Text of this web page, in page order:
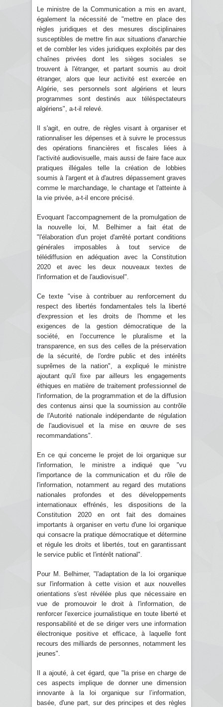
Le ministre de la Communication a mis en avant,
également la nécessité de "mettre en place des
règles juridiques et des mesures disciplinaires
susceptibles de mettre fin aux situations d'anarchie
et de combler les vides juridiques exploités par des
chaînes privées dont les sièges sociales se
trouvent à l'étranger, et partant soumis au droit
étranger, alors que leur activité est exercée en
Algérie, ses personnels sont algériens et leurs
programmes sont destinés aux téléspectateurs
algériens", a-t-il relevé.
Il s'agit, en outre, de règles visant à organiser et
rationnaliser les dépenses et à suivre le processus
des opérations financières et fiscales liées à
l'activité audiovisuelle, mais aussi de faire face aux
pratiques illégales telle la création de lobbies
soumis à l'argent et à d'autres dépassement graves
comme le marchandage, le chantage et l'atteinte à
la vie privée, a-t-il encore précisé.
Evoquant l'accompagnement de la promulgation de
la nouvelle loi, M. Belhimer a fait état de
"l'élaboration d'un projet d'arrêté portant conditions
générales imposables à tout service de
télédiffusion en adéquation avec la Constitution
2020 et avec les deux nouveaux textes de
l'information et de l'audiovisuel".
Ce texte "vise à contribuer au renforcement du
respect des libertés fondamentales tels la liberté
d'expression et les droits de l'homme et les
exigences de la gestion démocratique de la
société, en l'occurrence le pluralisme et la
transparence, en sus des celles de la préservation
de la sécurité, de l'ordre public et des intérêts
suprêmes de la nation", a expliqué le ministre
ajoutant qu'il fixe par ailleurs les engagements
éthiques en matière de traitement professionnel de
l'information, de la programmation et de la diffusion
des contenus ainsi que la soumission au contrôle
de l'Autorité nationale indépendante de régulation
de l'audiovisuel et la mise en œuvre de ses
recommandations".
En ce qui concerne le projet de loi organique sur
l'information, le ministre a indiqué que "vu
l'importance de la communication et du rôle de
l'information, notamment au regard des mutations
nationales profondes et des développements
internationaux effrénés, les dispositions de la
Constitution 2020 en ont fait des domaines
importants à organiser en vertu d'une loi organique
qui consacre la pratique démocratique et détermine
et régule les droits et libertés, tout en garantissant
le service public et l'intérêt national".
Pour M. Belhimer, "l'adaptation de la loi organique
sur l'information à cette vision et aux nouvelles
orientations s'est révélée plus que nécessaire en
vue de promouvoir le droit à l'information, de
renforcer l'exercice journalistique en toute liberté et
responsabilité et de se diriger vers une information
électronique positive et efficace, à laquelle font
recours des milliards de personnes, notamment les
jeunes".
Il a ajouté, à cet égard, que "la prise en charge de
ces aspects implique de donner une dimension
innovante à la loi organique sur l’information,
basée, d'une part, sur des principes et des règles